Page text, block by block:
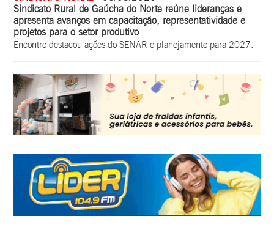
Sindicato Rural de Gaúcha do Norte reúne lideranças e
apresenta avanços em capacitação, representatividade e
projetos para o setor produtivo
Encontro destacou ações do SENAR e planejamento para 2027.